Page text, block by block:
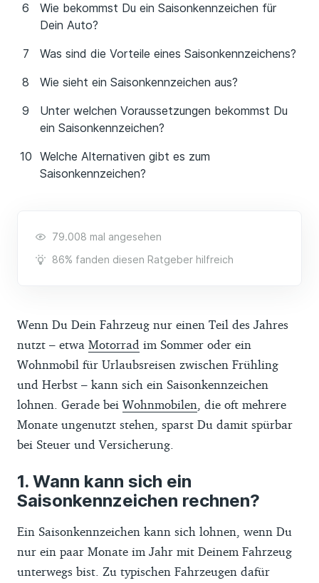
Wie bekommst Du ein Saisonkennzeichen für
Dein Auto?
Was sind die Vorteile eines Saisonkennzeichens?
Wie sieht ein Saisonkennzeichen aus?
Unter welchen Voraussetzungen bekommst Du
ein Saisonkennzeichen?
Welche Alternativen gibt es zum
Saisonkennzeichen?
79.008 mal angesehen
86% fanden diesen Ratgeber hilfreich
Wenn Du Dein Fahrzeug nur einen Teil des Jahres
nutzt – etwa Motorrad im Sommer oder ein
Wohnmobil für Urlaubsreisen zwischen Frühling
und Herbst – kann sich ein Saisonkennzeichen
lohnen. Gerade bei Wohnmobilen , die oft mehrere
Monate ungenutzt stehen, sparst Du damit spürbar
bei Steuer und Versicherung.
Wann kann sich ein
Saisonkennzeichen rechnen?
Ein Saisonkennzeichen kann sich lohnen, wenn Du
nur ein paar Monate im Jahr mit Deinem Fahrzeug
unterwegs bist. Zu typischen Fahrzeugen dafür